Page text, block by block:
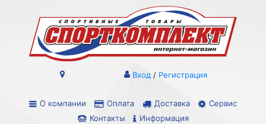
О компании Оплата Доставка
Сервис
Контакты
Информация
Вход / Регистрация